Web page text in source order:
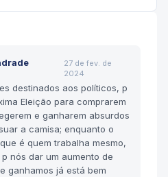
27 de fev. de
2024
destinados aos políticos, p
Eleição para comprarem
e ganharem absurdos
a camisa; enquanto o
é quem trabalha mesmo,
nós dar um aumento de
ganhamos já está bem